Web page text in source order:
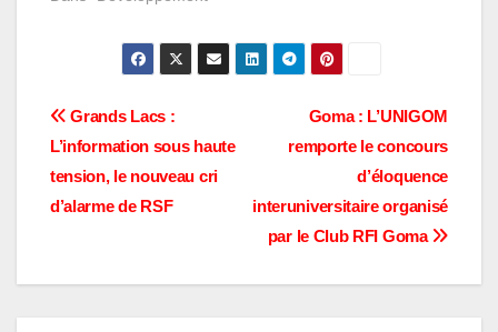
Navigation
de
l’article
Goma : L’UNIGOM
remporte le concours
d’éloquence
interuniversitaire organisé
par le Club RFI Goma
Grands Lacs :
L’information sous haute
tension, le nouveau cri
d’alarme de RSF